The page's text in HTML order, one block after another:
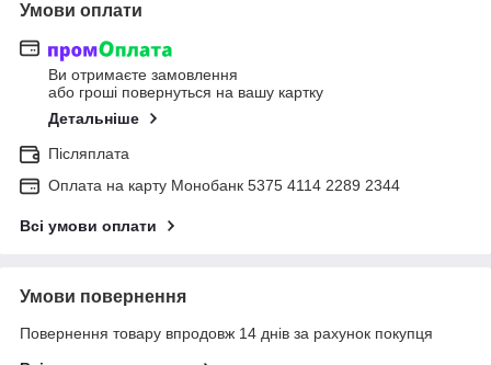
Умови оплати
Ви отримаєте замовлення
або гроші повернуться на вашу картку
Детальніше
Післяплата
Оплата на карту Монобанк 5375 4114 2289 2344
Всі умови оплати
Умови повернення
Повернення товару впродовж 14 днів за рахунок покупця